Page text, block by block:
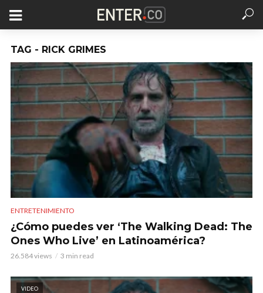
TAG - RICK GRIMES
ENTRETENIMIENTO
¿Cómo puedes ver ‘The Walking Dead: The
Ones Who Live’ en Latinoamérica?
26.584 views 3 min read
VIDEO